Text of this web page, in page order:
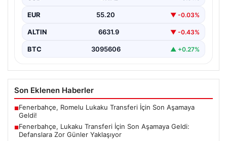
hazırlanıyor.…
EUR 55.20 ▼ -0.03%
ALTIN 6631.9 ▼ -0.43%
BTC 3095606 ▲ +0.27%
Son Eklenen Haberler
■Fenerbahçe, Romelu Lukaku Transferi İçin Son Aşamaya
Geldi!
■Fenerbahçe, Lukaku Transferi İçin Son Aşamaya Geldi:
Defanslara Zor Günler Yaklaşıyor